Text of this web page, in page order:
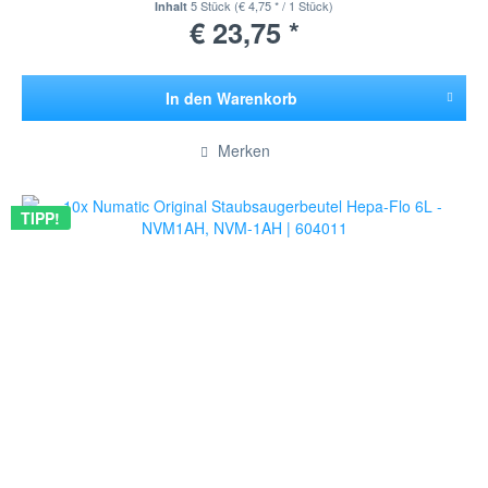
Inhalt5 Stück (€ 4,75 * / 1 Stück)
€ 23,75 *
In den Warenkorb
Hinzugefügt
Merken
TIPP!